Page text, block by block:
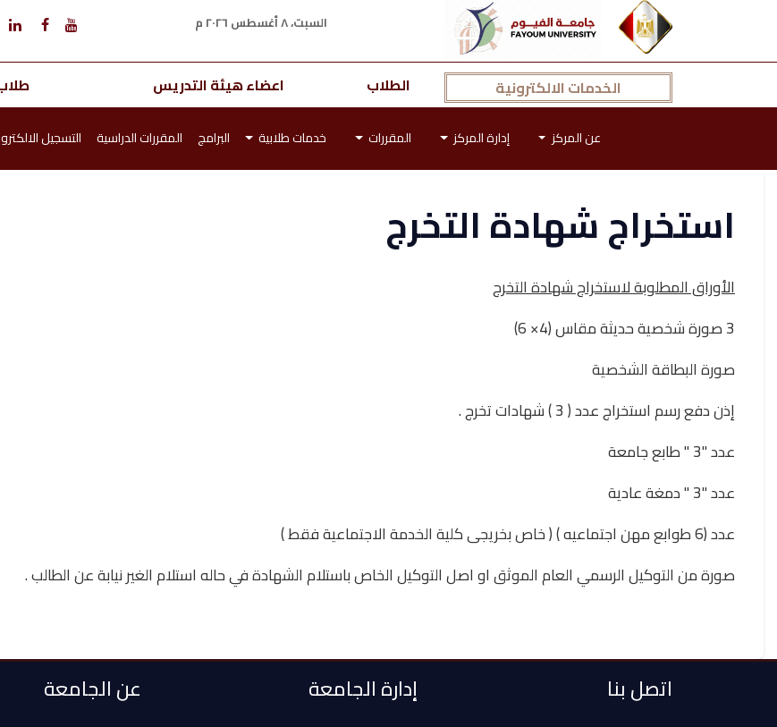
السبت، ٨ أغسطس ٢٠٢٦ م
الخدمات الالكترونية الطلاب اعضاء هيئة التدريس
عن المركز إدارة المركز المقررات خدمات طلابية البرامج المقررات الدراسية التسجيل
استخراج شهادة التخرج
الأوراق المطلوبة لاستخراج شهادة التخرج
3 صورة شخصية حديثة مقاس (4× 6)
صورة البطاقة الشخصية
إذن دفع رسم استخراج عدد ( 3 ) شهادات تخرج .
عدد "3 " طابع جامعة
عدد "3 " دمغة عادية
عدد (6 طوابع مهن اجتماعيه ) ( خاص بخريجى كلية الخدمة الاجتماعية فقط )
صورة من التوكيل الرسمي العام الموثق او اصل التوكيل الخاص باستلام الشهادة في حاله استلام الغير نيابة عن الطالب .
اتصل بنا إدارة الجامعة عن الجامعة